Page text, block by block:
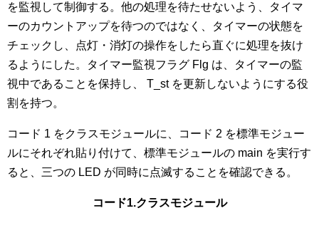
を監視して制御する。他の処理を待たせないよう、タイマ
ーのカウントアップを待つのではなく、タイマーの状態を
チェックし、点灯・消灯の操作をしたら直ぐに処理を抜け
るようにした。タイマー監視フラグ Flg は、タイマーの監
視中であることを保持し、 T_st を更新しないようにする役
割を持つ。
コード 1 をクラスモジュールに、コード 2 を標準モジュー
ルにそれぞれ貼り付けて、標準モジュールの main を実行す
ると、三つの LED が同時に点滅することを確認できる。
コード1.クラスモジュール